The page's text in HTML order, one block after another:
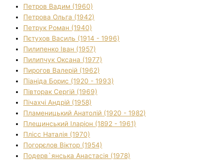
Петров Вадим (1960)
Петрова Ольга (1942)
Петрук Роман (1940)
Пєтухов Василь (1914 - 1996)
Пилипенко Іван (1957)
Пилипчук Оксана (1977)
Пирогов Валерій (1962)
Піаніда Борис (1920 - 1993)
Півторак Сергій (1969)
Пічахчі Андрій (1958)
Пламеницький Анатолій (1920 - 1982)
Плещинський Іларіон (1892 - 1961)
Плісс Наталія (1970)
Погорєлов Віктор (1954)
Подерв`янська Анастасія (1978)